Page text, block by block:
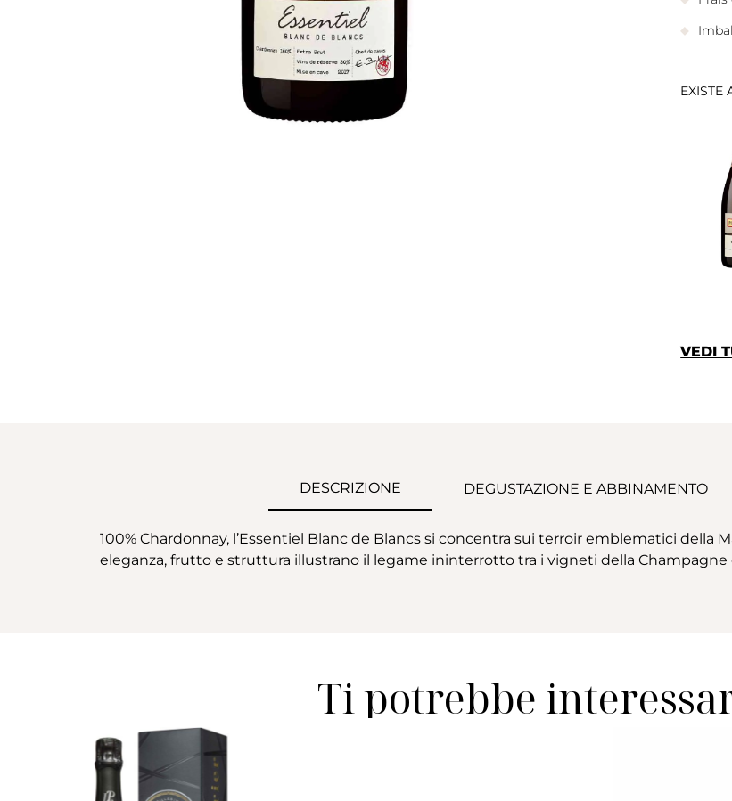
EXISTE
VEDI
DESCRIZIONE DEGUSTAZIONE E ABBINAMENTO
100% Chardonnay, l’Essentiel Blanc de Blancs si concentra sui terroir emblematici della
eleganza, frutto e struttura illustrano il legame ininterrotto tra i vigneti della Champagne
Ti potrebbe